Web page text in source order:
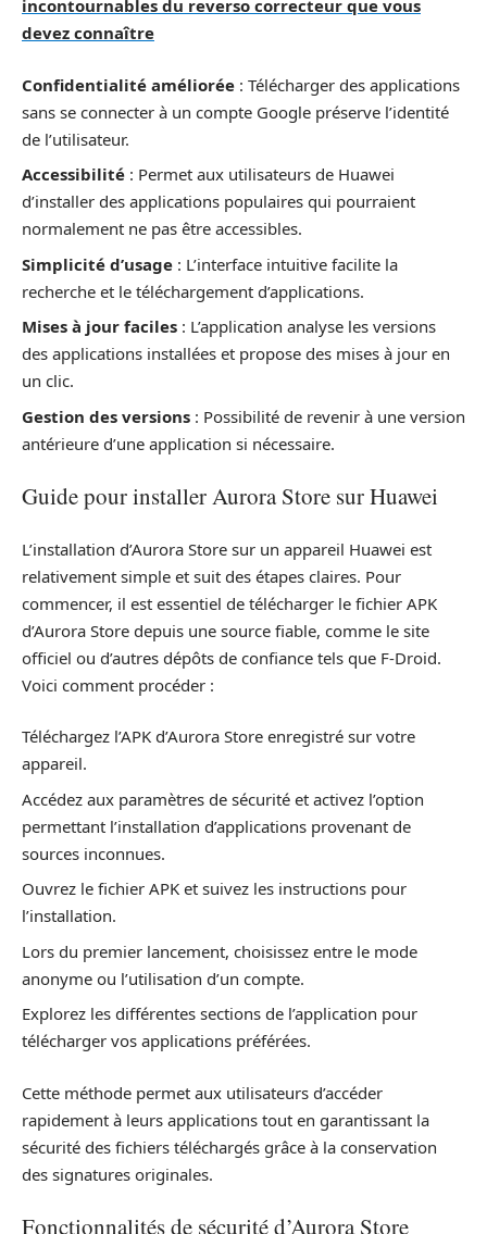
incontournables du reverso correcteur que vous
devez connaître
Confidentialité améliorée : Télécharger des applications
sans se connecter à un compte Google préserve l’identité
de l’utilisateur.
Accessibilité : Permet aux utilisateurs de Huawei
d’installer des applications populaires qui pourraient
normalement ne pas être accessibles.
Simplicité d’usage : L’interface intuitive facilite la
recherche et le téléchargement d’applications.
Mises à jour faciles : L’application analyse les versions
des applications installées et propose des mises à jour en
un clic.
Gestion des versions : Possibilité de revenir à une version
antérieure d’une application si nécessaire.
Guide pour installer Aurora Store sur Huawei
L’installation d’Aurora Store sur un appareil Huawei est
relativement simple et suit des étapes claires. Pour
commencer, il est essentiel de télécharger le fichier APK
d’Aurora Store depuis une source fiable, comme le site
officiel ou d’autres dépôts de confiance tels que F-Droid.
Voici comment procéder :
Téléchargez l’APK d’Aurora Store enregistré sur votre
appareil.
Accédez aux paramètres de sécurité et activez l’option
permettant l’installation d’applications provenant de
sources inconnues.
Ouvrez le fichier APK et suivez les instructions pour
l’installation.
Lors du premier lancement, choisissez entre le mode
anonyme ou l’utilisation d’un compte.
Explorez les différentes sections de l’application pour
télécharger vos applications préférées.
Cette méthode permet aux utilisateurs d’accéder
rapidement à leurs applications tout en garantissant la
sécurité des fichiers téléchargés grâce à la conservation
des signatures originales.
Fonctionnalités de sécurité d’Aurora Store